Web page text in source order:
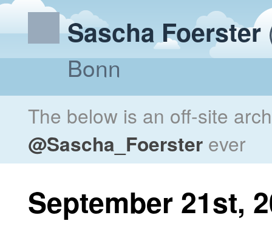
Sascha Foerster
Bonn
The below is an off-site
@Sascha_Foerster ever
September 21st,